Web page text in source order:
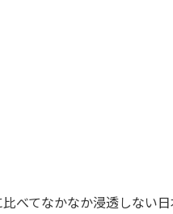
べてなかなか浸透しない